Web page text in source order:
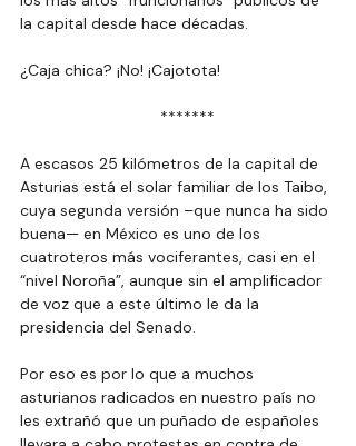
la capital desde hace décadas.
¿Caja chica? ¡No! ¡Cajotota!
*******
A escasos 25 kilómetros de la capital de
Asturias está el solar familiar de los Taibo,
cuya segunda versión –que nunca ha sido
buena— en México es uno de los
cuatroteros más vociferantes, casi en el
“nivel Noroña”, aunque sin el amplificador
de voz que a este último le da la
presidencia del Senado.
Por eso es por lo que a muchos
asturianos radicados en nuestro país no
les extrañó que un puñado de españoles